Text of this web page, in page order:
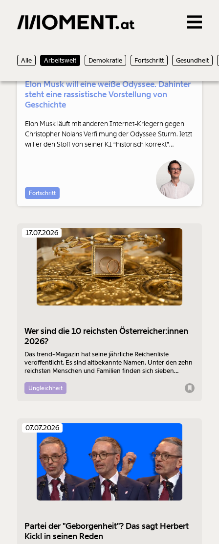
0Treffer 0Artikel
Alle Arbeitswelt Demokratie Fortschritt Gesundheit
Sebastian Panny
23.07.2026
Elon Musk will eine weiße Odyssee. Dahinter
steht eine rassistische Vorstellung von
Geschichte
Elon Musk läuft mit anderen Internet-Kriegern gegen
Christopher Nolans Verfilmung der Odyssee Sturm. Jetzt
will er den Stoff von seiner KI “historisch korrekt”
Geschichte, sondern um ein rassistisches Verständnis
Fortschritt
17.07.2026
Wer sind die 10 reichsten Österreicher:innen
2026?
Das trend-Magazin hat seine jährliche Reichenliste
veröffentlicht. Es sind altbekannte Namen. Unter den zehn
reichsten Menschen und Familien finden sich sieben
Ungleichheit
07.07.2026
Partei der "Geborgenheit"? Das sagt Herbert
Kickl in seinen Reden